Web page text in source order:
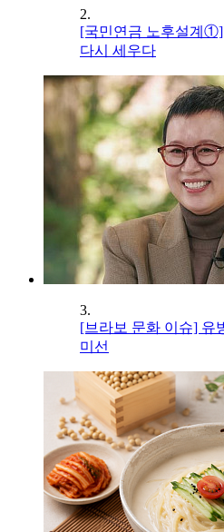
2.
[국민연금 노후설계
다시 세우다
3.
[브라보 문화 이슈] 유
미선